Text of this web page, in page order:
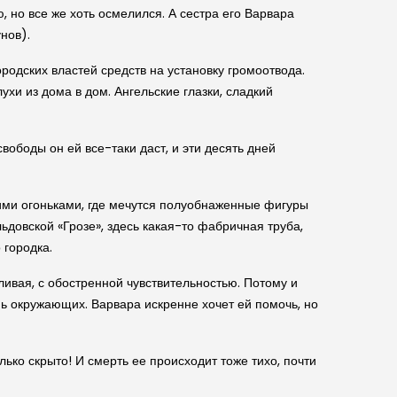
но все же хоть осмелился. А сестра его Варвара
властей средств на установку громоотвода.
из дома в дом. Ангельские глазки, сладкий
он ей все-таки даст, и эти десять дней
огоньками, где мечутся полуобнаженные фигуры
«Грозе», здесь какая-то фабричная труба,
с обостренной чувствительностью. Потому и
окружающих. Варвара искренне хочет ей помочь, но
скрыто! И смерть ее происходит тоже тихо, почти